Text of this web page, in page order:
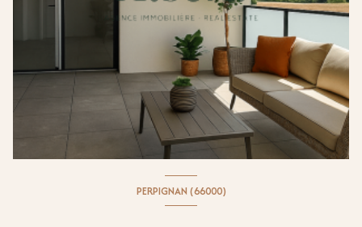
PERPIGNAN (66000)